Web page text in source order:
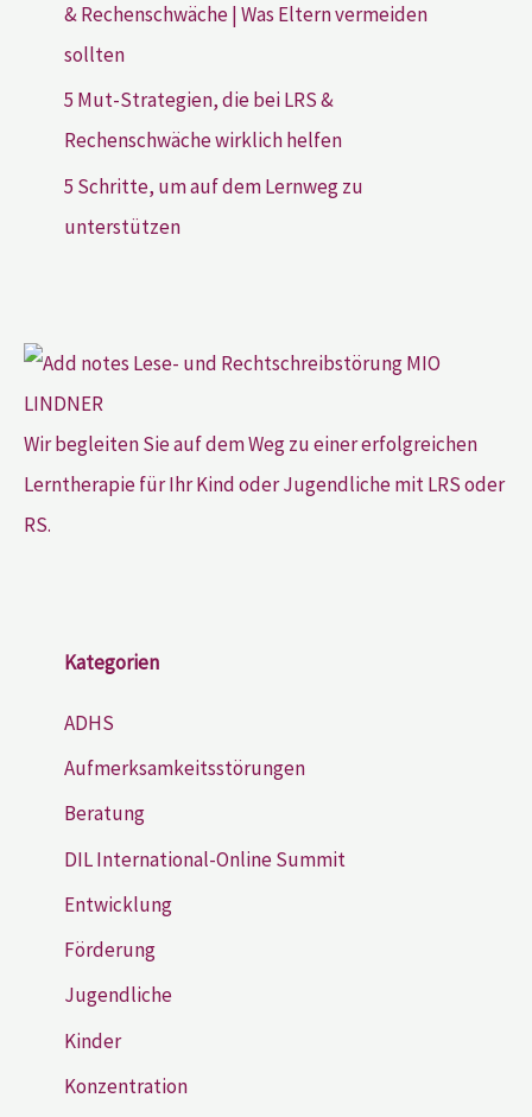
& Rechenschwäche | Was Eltern vermeiden
sollten
5 Mut-Strategien, die bei LRS &
Rechenschwäche wirklich helfen
5 Schritte, um auf dem Lernweg zu
unterstützen
Wir begleiten Sie auf dem Weg zu einer erfolgreichen
Lerntherapie für Ihr Kind oder Jugendliche mit LRS oder
RS.
Kategorien
ADHS
Aufmerksamkeitsstörungen
Beratung
DIL International-Online Summit
Entwicklung
Förderung
Jugendliche
Kinder
Konzentration